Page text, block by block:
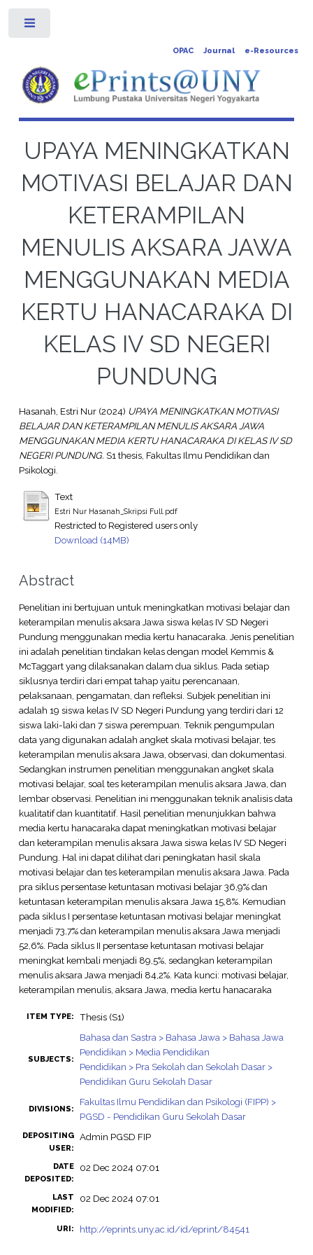
OPAC Journal e-Resources
UPAYA MENINGKATKAN
MOTIVASI BELAJAR DAN
KETERAMPILAN
MENULIS AKSARA JAWA
MENGGUNAKAN MEDIA
KERTU HANACARAKA DI
KELAS IV SD NEGERI
PUNDUNG
Hasanah, Estri Nur(2024) UPAYA MENINGKATKAN MOTIVASI
BELAJAR DAN KETERAMPILAN MENULIS AKSARA JAWA
MENGGUNAKAN MEDIA KERTU HANACARAKA DI KELAS IV SD
NEGERI PUNDUNG. S1 thesis, Fakultas Ilmu Pendidikan dan
Psikologi.
Text
Estri Nur Hasanah_Skripsi Full.pdf
Restricted to Registered users only
Download (14MB)
Abstract
Penelitian ini bertujuan untuk meningkatkan motivasi belajar dan
keterampilan menulis aksara Jawa siswa kelas IV SD Negeri
Pundung menggunakan media kertu hanacaraka. Jenis penelitian
ini adalah penelitian tindakan kelas dengan model Kemmis &
McTaggart yang dilaksanakan dalam dua siklus. Pada setiap
siklusnya terdiri dari empat tahap yaitu perencanaan,
pelaksanaan, pengamatan, dan refleksi. Subjek penelitian ini
adalah 19 siswa kelas IV SD Negeri Pundung yang terdiri dari 12
siswa laki-laki dan 7 siswa perempuan. Teknik pengumpulan
data yang digunakan adalah angket skala motivasi belajar, tes
keterampilan menulis aksara Jawa, observasi, dan dokumentasi.
Sedangkan instrumen penelitian menggunakan angket skala
motivasi belajar, soal tes keterampilan menulis aksara Jawa, dan
lembar observasi. Penelitian ini menggunakan teknik analisis data
kualitatif dan kuantitatif. Hasil penelitian menunjukkan bahwa
media kertu hanacaraka dapat meningkatkan motivasi belajar
dan keterampilan menulis aksara Jawa siswa kelas IV SD Negeri
Pundung. Hal ini dapat dilihat dari peningkatan hasil skala
motivasi belajar dan tes keterampilan menulis aksara Jawa. Pada
pra siklus persentase ketuntasan motivasi belajar 36,9% dan
ketuntasan keterampilan menulis aksara Jawa 15,8%. Kemudian
pada siklus I persentase ketuntasan motivasi belajar meningkat
menjadi 73,7% dan keterampilan menulis aksara Jawa menjadi
52,6%. Pada siklus II persentase ketuntasan motivasi belajar
meningkat kembali menjadi 89,5%, sedangkan keterampilan
menulis aksara Jawa menjadi 84,2%. Kata kunci: motivasi belajar,
keterampilan menulis, aksara Jawa, media kertu hanacaraka
ITEM TYPE: Thesis (S1)
SUBJECTS:
Bahasa dan Sastra > Bahasa Jawa > Bahasa Jawa
Pendidikan > Media Pendidikan
Pendidikan > Pra Sekolah dan Sekolah Dasar >
Pendidikan Guru Sekolah Dasar
DIVISIONS:
Fakultas Ilmu Pendidikan dan Psikologi (FIPP) >
PGSD - Pendidikan Guru Sekolah Dasar
DEPOSITING
USER:
Admin PGSD FIP
DATE
DEPOSITED:
02 Dec 2024 07:01
LAST
MODIFIED:
02 Dec 2024 07:01
URI: http://eprints.uny.ac.id/id/eprint/84541